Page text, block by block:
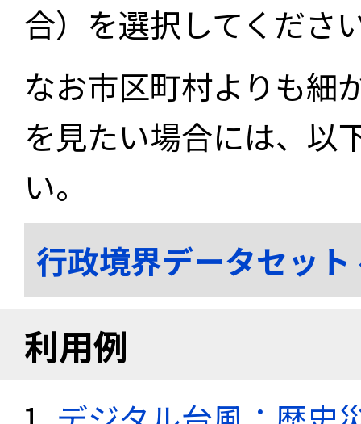
合）を選択してくださ
なお市区町村よりも細
を見たい場合には、以
い。
行政境界データセッ
利用例